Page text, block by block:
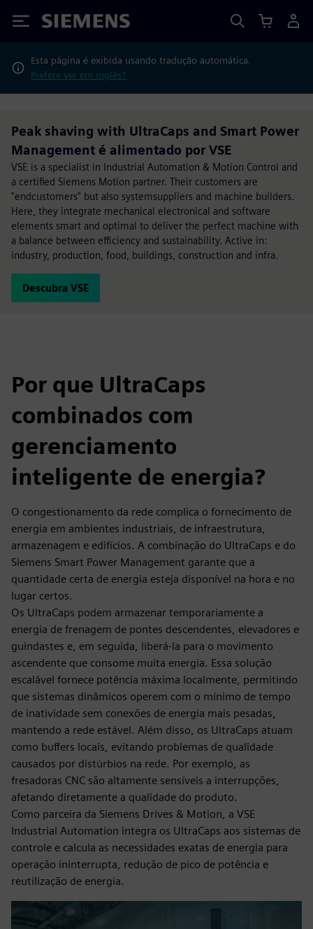
Siemens
Esta página é exibida usando tradução automática.
Prefere ver em inglês?
Peak shaving with UltraCaps and Smart Power
Management é alimentado por VSE
VSE is a specialist in Industrial Automation & Motion Control and
a certified Siemens Motion partner. Their customers are
"endcustomers" but also systemsuppliers and machine builders.
Here, they integrate mechanical electronical and software
elements smart and optimal to deliver the perfect machine with
a balance between efficiency and sustainability. Active in:
industry, production, food, buildings, construction and infra.
Descubra VSE
Por que UltraCaps
combinados com
gerenciamento
inteligente de energia?
O congestionamento da rede complica o fornecimento de
energia em ambientes industriais, de infraestrutura,
armazenagem e edifícios. A combinação do UltraCaps e do
Siemens Smart Power Management garante que a
quantidade certa de energia esteja disponível na hora e no
lugar certos.
Os UltraCaps podem armazenar temporariamente a
energia de frenagem de pontes descendentes, elevadores e
guindastes e, em seguida, liberá-la para o movimento
ascendente que consome muita energia. Essa solução
escalável fornece potência máxima localmente, permitindo
que sistemas dinâmicos operem com o mínimo de tempo
de inatividade sem conexões de energia mais pesadas,
mantendo a rede estável. Além disso, os UltraCaps atuam
como buffers locais, evitando problemas de qualidade
causados por distúrbios na rede. Por exemplo, as
fresadoras CNC são altamente sensíveis a interrupções,
afetando diretamente a qualidade do produto.
Como parceira da Siemens Drives & Motion, a VSE
Industrial Automation integra os UltraCaps aos sistemas de
controle e calcula as necessidades exatas de energia para
operação ininterrupta, redução de pico de potência e
reutilização de energia.